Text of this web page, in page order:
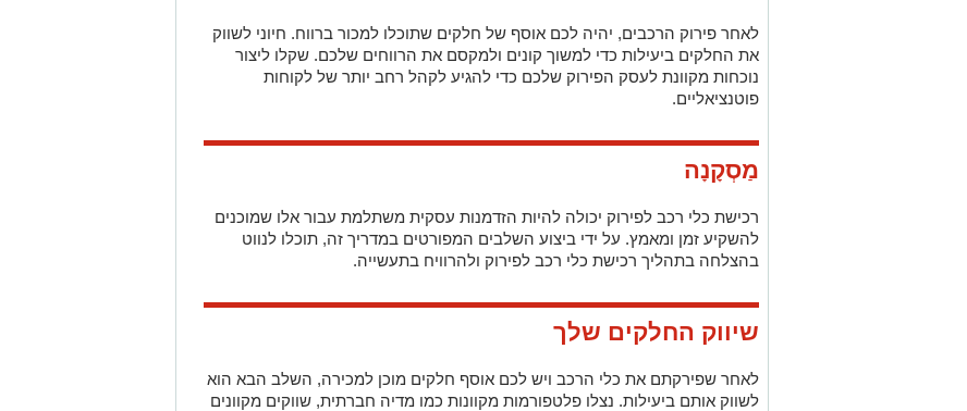
מַסְקָנָה
רכישת כלי רכב לפירוק יכולה להיות הזדמנות עסקית משתלמת עבור אלו שמוכנים
בהצלחה בתהליך רכישת כלי רכב לפירוק ולהרוויח בתעשייה.
שיווק החלקים שלך
לאחר שפירקתם את כלי הרכב ויש לכם אוסף חלקים מוכן למכירה, השלב הבא הוא
ופורומים המוקדשים לחובבי רכב כדי להגיע לקהל רחב יותר. הקפידו לצלם תמונות
ברורות ומפורטות של כל חלק, תוך מתן תיאורים מדויקים הכוללים את היצרן, הדגם
שקלו להציע חבילות או הנחות ללקוחות הרוכשים מספר חלקים. זה יכול לתמרץ